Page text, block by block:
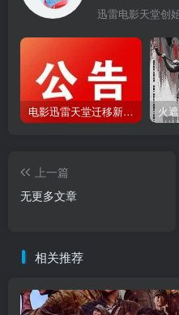
电影迅雷天堂迁移新服务器,正常更新，维护完毕!
上一篇
无更多文章
相关推荐